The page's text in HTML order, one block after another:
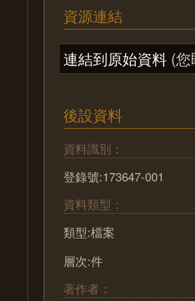
資源連結
連結到原始資料 (
後設資料
資料識別：
登錄號:173647-001
資料類型：
類型:檔案
層次:件
著作者：